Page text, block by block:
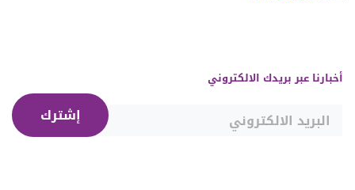
أخبارنا عبر بريدك الالكتروني
إشترك